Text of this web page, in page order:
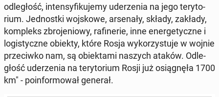
od­le­głość, in­ten­sy­fi­ku­je­my ude­rze­nia na jego te­ry­to­
rium. Jed­nost­ki woj­sko­we, ar­se­na­ły, składy, zakłady,
kom­pleks zbro­je­nio­wy, ra­fi­ne­rie, inne ener­ge­tycz­ne i
lo­gi­stycz­ne obiekty, które Rosja wy­ko­rzy­stu­je w wojnie
prze­ciw­ko nam, są obiek­ta­mi naszych ataków. Od­le­
głość ude­rze­nia na te­ry­to­rium Rosji już osią­gnę­ła 1700
km" - po­in­for­mo­wał generał.